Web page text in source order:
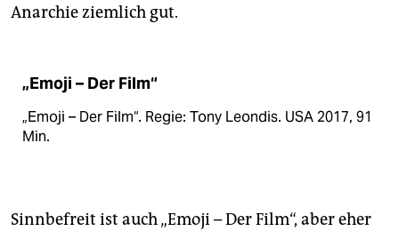
Anarchie ziemlich gut.
„Emoji – Der Film“
„Emoji – Der Film“. Regie: Tony Leondis. USA 2017, 91
Min.
Sinnbefreit ist auch „Emoji – Der Film“, aber eher